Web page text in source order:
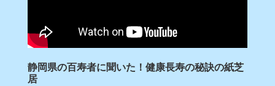
静岡県の百寿者に聞いた！健康長寿の秘訣の紙芝
居